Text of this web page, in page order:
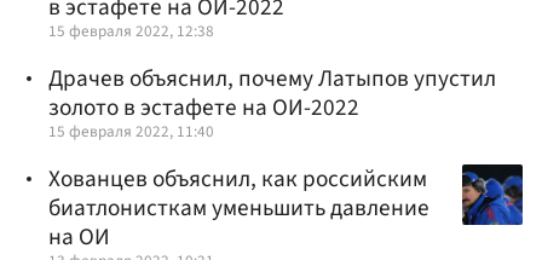
в эстафете на ОИ-2022
15 февраля 2022, 12:38
Драчев объяснил, почему Латыпов упустил
золото в эстафете на ОИ-2022
15 февраля 2022, 11:40
Хованцев объяснил, как российским
биатлонисткам уменьшить давление
на ОИ